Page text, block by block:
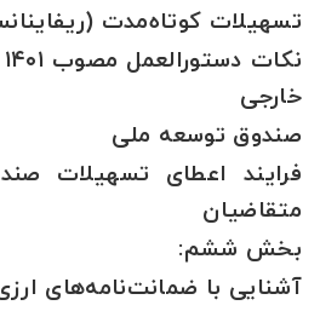
تسهیلات کوتاه‌مدت
خارجی
صندوق توسعه ملی
فرایند اعطای تسهیلات
متقاضیان
بخش ششم:
آشنایی با ضمانت‌نامه‌های